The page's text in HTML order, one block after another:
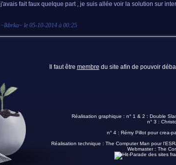
j'avais fait faux quelque part , je suis allée voir la solution sur
~lkbrka~ le 05-10-2014 à 00:25
Il faut être membre du site afin de pouvoir
Réalisation graphique : n° 1 & 2 : Double
n° 3 :
n° 4 : Rémy Pillot pour crea-
Réalisation technique : The Computer Man pour
Webmaster : The